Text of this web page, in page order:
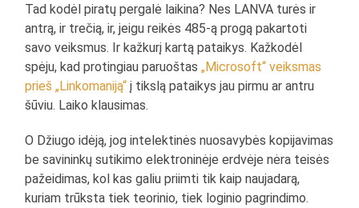
Tad kodėl piratų pergalė laikina? Nes LANVA turės ir
antrą, ir trečią, ir, jeigu reikės 485-ą progą pakartoti
savo veiksmus. Ir kažkurį kartą pataikys. Kažkodėl
spėju, kad protingiau paruoštas„Microsoft“ veiksmas
prieš „Linkomaniją“ į tikslą pataikys jau pirmu ar antru
šūviu. Laiko klausimas.
O Džiugo idėją, jog intelektinės nuosavybės kopijavimas
be savininkų sutikimo elektroninėje erdvėje nėra teisės
pažeidimas, kol kas galiu priimti tik kaip naujadarą,
kuriam trūksta tiek teorinio, tiek loginio pagrindimo.